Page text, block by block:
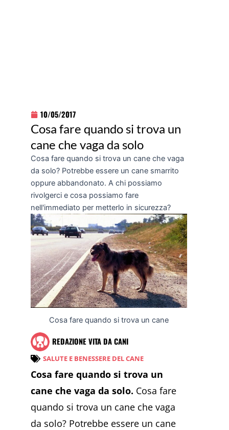
10/05/2017
Cosa fare quando si trova un
cane che vaga da solo
Cosa fare quando si trova un cane che vaga
da solo? Potrebbe essere un cane smarrito
oppure abbandonato. A chi possiamo
rivolgerci e cosa possiamo fare
nell'immediato per metterlo in sicurezza?
Cosa fare quando si trova un cane
REDAZIONE VITA DA CANI
SALUTE E BENESSERE DEL CANE
Cosa fare quando si trova un
cane che vaga da solo. Cosa fare
quando si trova un cane che vaga
da solo? Potrebbe essere un cane